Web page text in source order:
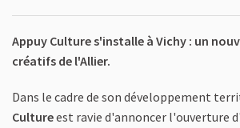
DE
Appuy Culture s'installe à Vichy : un
créatifs de l'Allier.
Dans le cadre de son développement
Cultureest ravie d'annoncer l'ouverture